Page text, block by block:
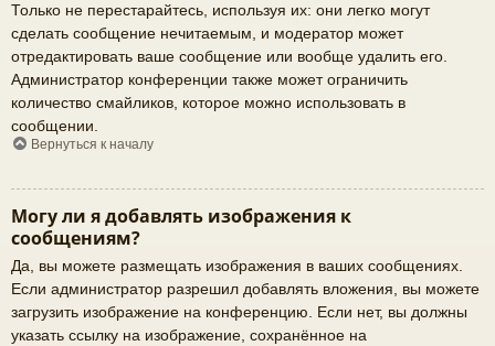
Только не перестарайтесь, используя их: они легко могут
сделать сообщение нечитаемым, и модератор может
отредактировать ваше сообщение или вообще удалить его.
Администратор конференции также может ограничить
количество смайликов, которое можно использовать в
сообщении.
Вернуться к началу
Могу ли я добавлять изображения к
сообщениям?
Да, вы можете размещать изображения в ваших сообщениях.
Если администратор разрешил добавлять вложения, вы можете
загрузить изображение на конференцию. Если нет, вы должны
указать ссылку на изображение, сохранённое на